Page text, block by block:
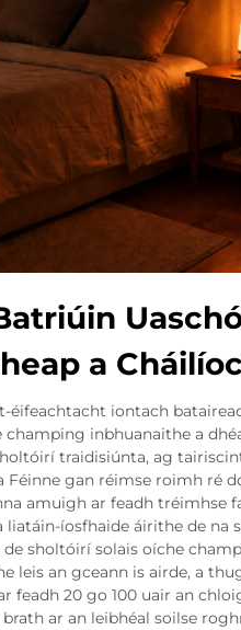
a
éifeachtacht iontach
champing inbhuanaithe a
traidisiúnta, ag
Féinne gan réimse roimh ré
amuigh ar feadh tréimhse
liatáin-íosfhaide áirithe de na
sholtóirí solais oíche
leis an gceann is airde, a
feadh 20 go 100 uair an
ar an leibhéal soilse